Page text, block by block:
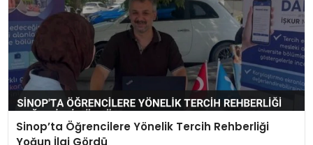
Sinop’ta Öğrencilere Yönelik Tercih Rehberliği
Yoğun İlgi Gördü